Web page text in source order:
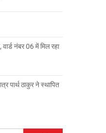
नंबर 06 में मिल रहा
पार्थ ठाकुर ने स्थापित